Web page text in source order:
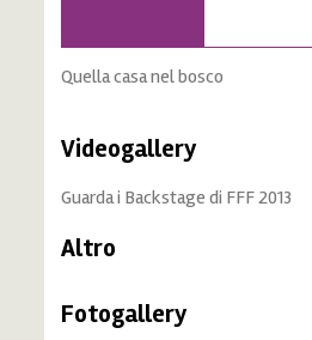
Quella casa nel bosco
Videogallery
Guarda i Backstage di FFF 2013
Altro
Fotogallery